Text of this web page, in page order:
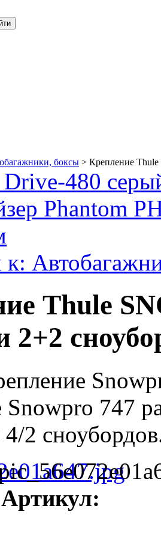
боксы > Крепление
Drive-480
Phantom
к:
Thule
747
2
Артикул: